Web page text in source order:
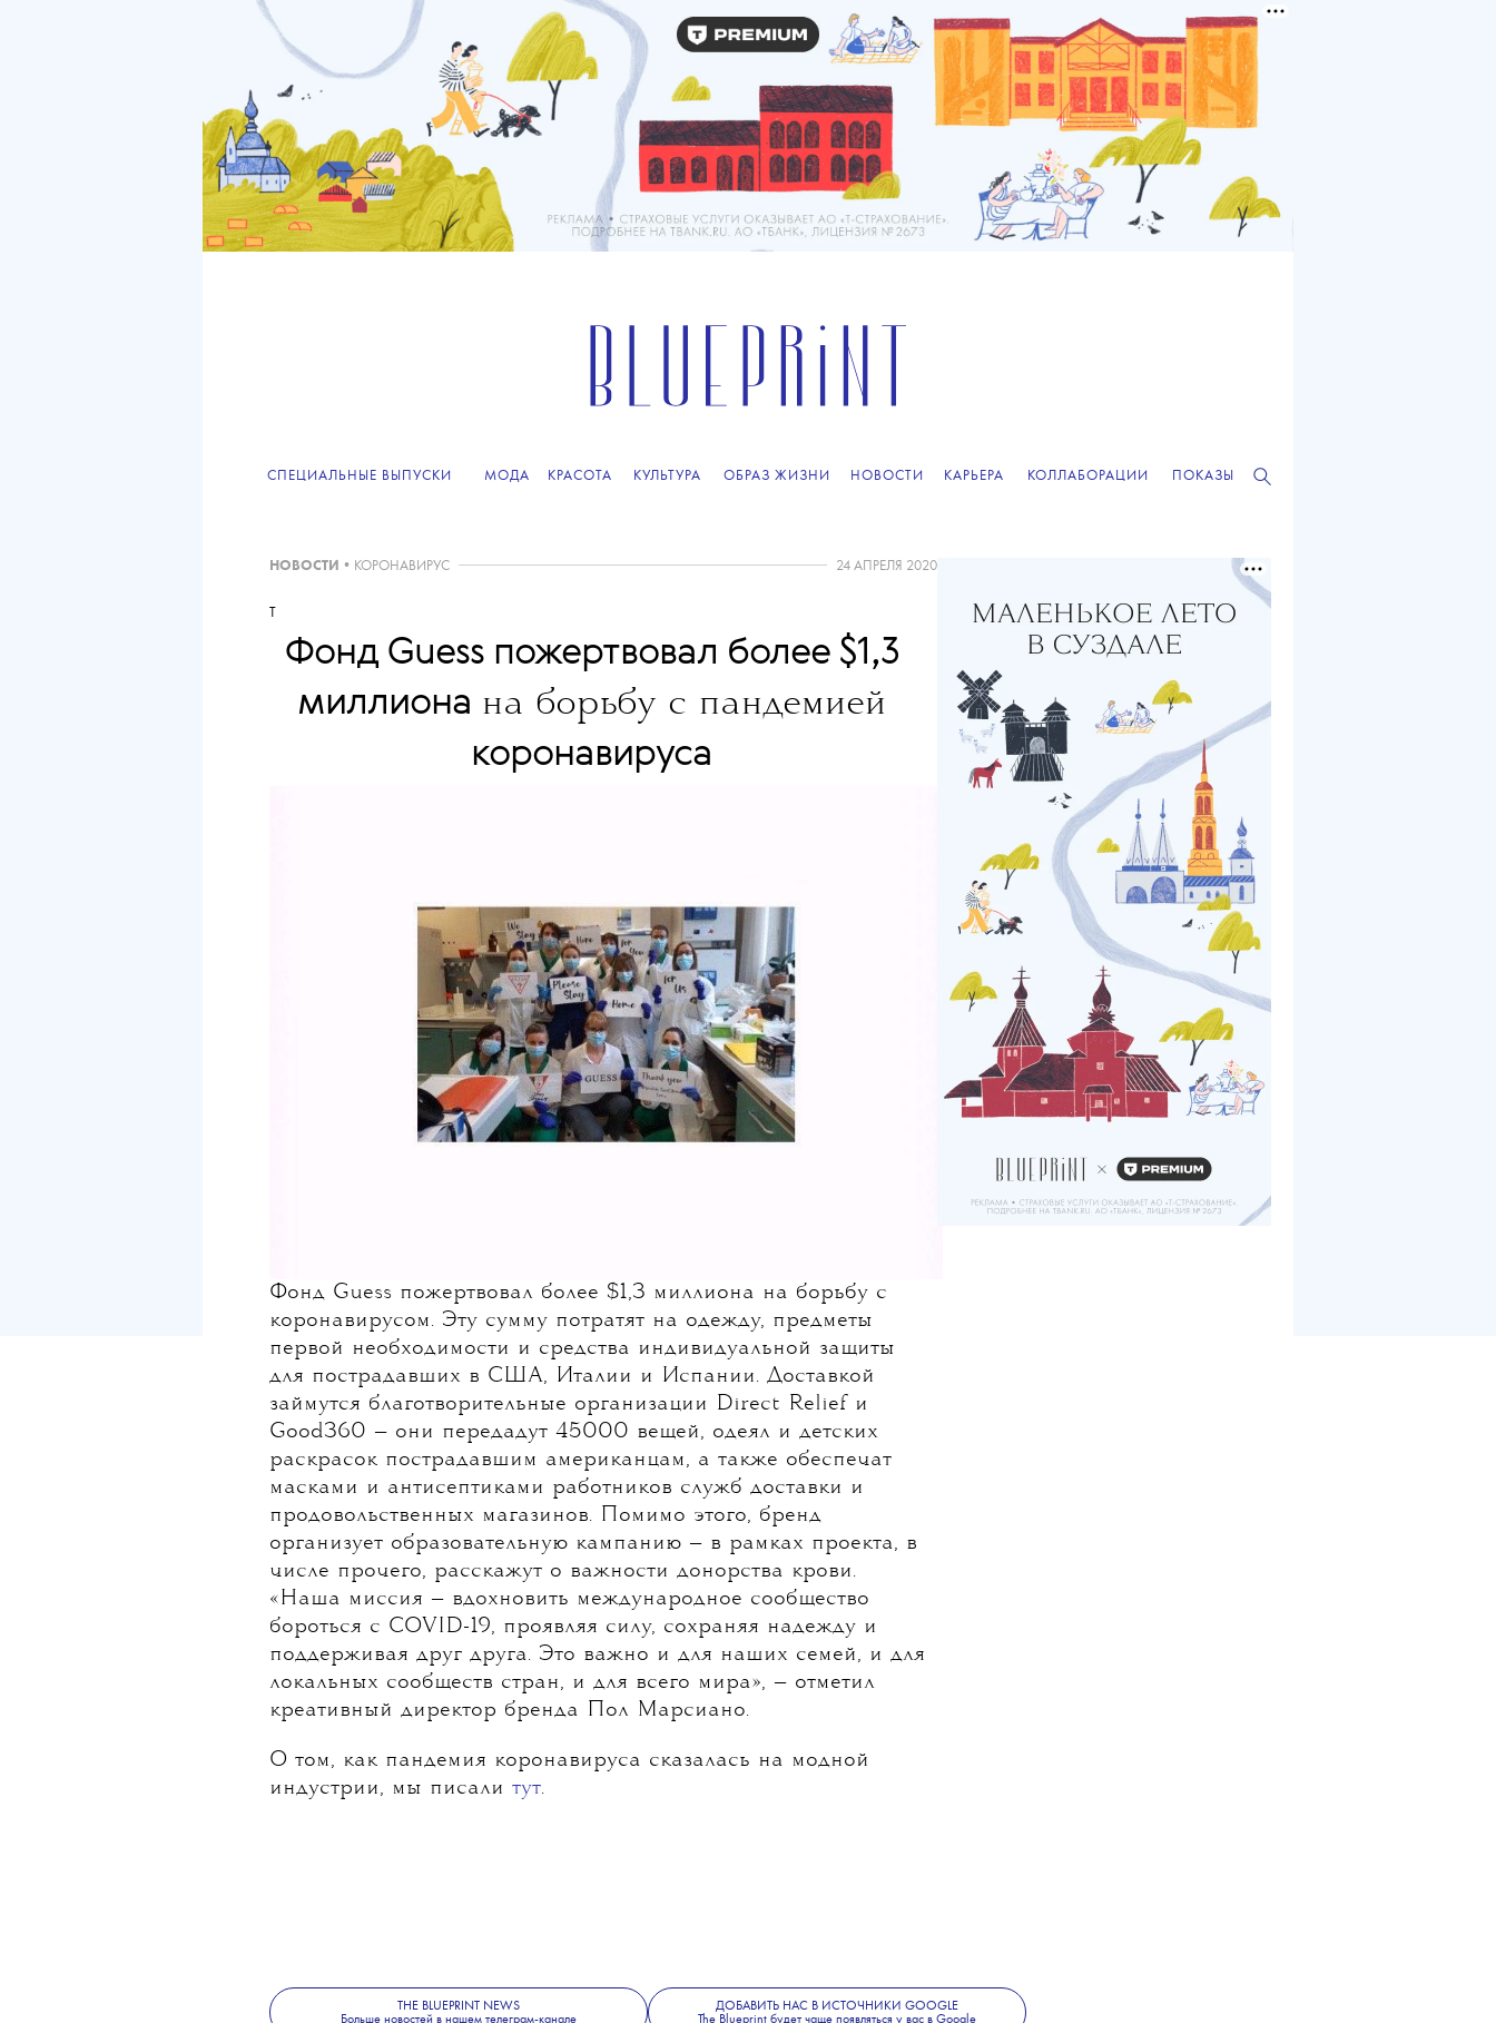
СПЕЦИАЛЬНЫЕ ВЫПУСКИ МОДА КРАСОТА КУЛЬТУРА ОБРАЗ ЖИЗНИ НОВОСТИ КАРЬЕРА КОЛЛАБОРАЦИИ ПОКАЗЫ
НОВОСТИ • КОРОНАВИРУС 24 АПРЕЛЯ 2020
Фонд Guess пожертвовал более $1,3
миллиона на борьбу с пандемией
коронавируса
Фонд Guess пожертвовал более $1,3 миллиона на борьбу с
коронавирусом. Эту сумму потратят на одежду, предметы
первой необходимости и средства индивидуальной защиты
для пострадавших в США, Италии и Испании. Доставкой
займутся благотворительные организации Direct Relief и
Good360 — они передадут 45000 вещей, одеял и детских
раскрасок пострадавшим американцам, а также обеспечат
масками и антисептиками работников служб доставки и
продовольственных магазинов. Помимо этого, бренд
организует образовательную кампанию — в рамках проекта, в
числе прочего, расскажут о важности донорства крови.
«Наша миссия — вдохновить международное сообщество
бороться с COVID-19, проявляя силу, сохраняя надежду и
поддерживая друг друга. Это важно и для наших семей, и для
локальных сообществ стран, и для всего мира», — отметил
креативный директор бренда Пол Марсиано.
О том, как пандемия коронавируса сказалась на модной
индустрии, мы писали тут.
THE BLUEPRINT NEWS
Больше новостей в нашем телеграм-канале
ДОБАВИТЬ НАС В ИСТОЧНИКИ GOOGLE
The Blueprint будет чаще появляться у вас в Google